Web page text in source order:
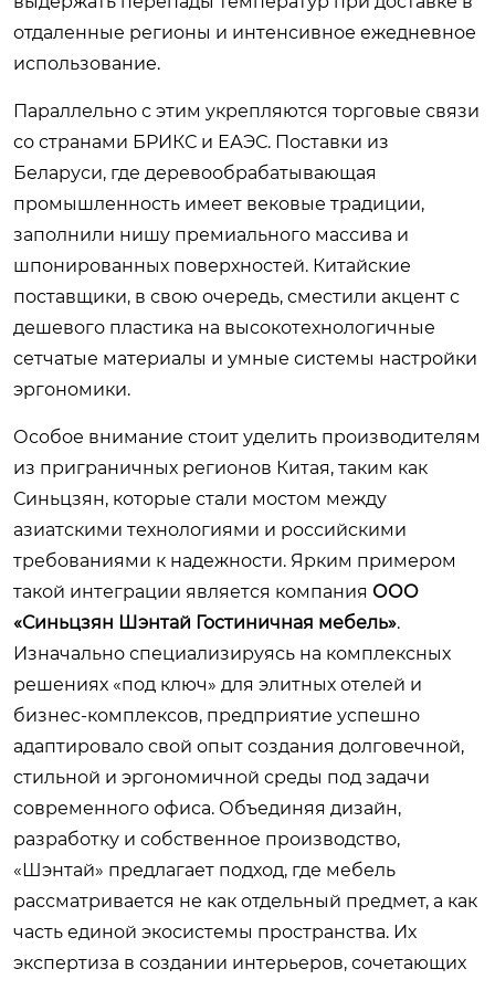
отдаленные регионы и интенсивное ежедневное
использование.
Параллельно с этим укрепляются торговые связи
со странами БРИКС и ЕАЭС. Поставки из
Беларуси, где деревообрабатывающая
промышленность имеет вековые традиции,
заполнили нишу премиального массива и
шпонированных поверхностей. Китайские
поставщики, в свою очередь, сместили акцент с
дешевого пластика на высокотехнологичные
сетчатые материалы и умные системы настройки
эргономики.
Особое внимание стоит уделить производителям
из приграничных регионов Китая, таким как
Синьцзян, которые стали мостом между
азиатскими технологиями и российскими
требованиями к надежности. Ярким примером
такой интеграции является компания ООО
«Синьцзян Шэнтай Гостиничная мебель».
Изначально специализируясь на комплексных
решениях «под ключ» для элитных отелей и
бизнес-комплексов, предприятие успешно
адаптировало свой опыт создания долговечной,
стильной и эргономичной среды под задачи
современного офиса. Объединяя дизайн,
разработку и собственное производство,
«Шэнтай» предлагает подход, где мебель
рассматривается не как отдельный предмет, а как
часть единой экосистемы пространства. Их
экспертиза в создании интерьеров, сочетающих